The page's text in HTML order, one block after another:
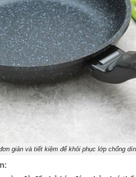
giản và tiết kiệm để khôi phục lớp chống